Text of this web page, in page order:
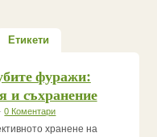
Етикети
фуражи:
и съхранение
-0 Коментари
хранене на